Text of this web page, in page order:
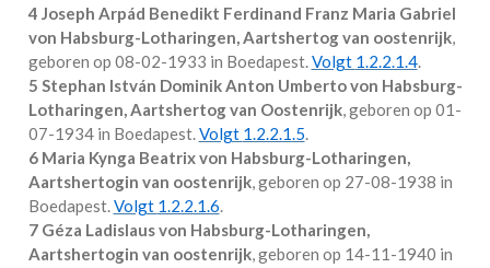
4 Joseph Arpád Benedikt Ferdinand Franz Maria Gabriel
von Habsburg-Lotharingen, Aartshertog van oostenrijk,
geboren op 08-02-1933 in Boedapest.Volgt 1.2.2.1.4.
5 Stephan István Dominik Anton Umberto von Habsburg-
Lotharingen, Aartshertog van Oostenrijk, geboren op 01-
07-1934 in Boedapest.Volgt 1.2.2.1.5.
6 Maria Kynga Beatrix von Habsburg-Lotharingen,
Aartshertogin van oostenrijk, geboren op 27-08-1938 in
Boedapest.Volgt 1.2.2.1.6.
7 Géza Ladislaus von Habsburg-Lotharingen,
Aartshertogin van oostenrijk, geboren op 14-11-1940 in